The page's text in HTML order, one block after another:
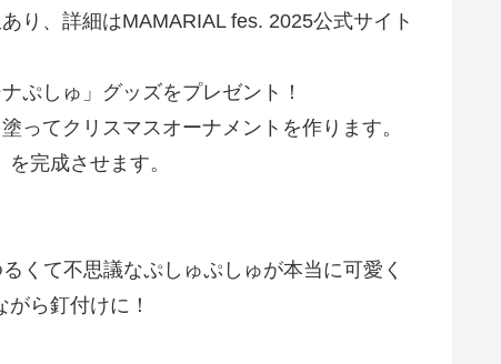
り、詳細はMAMARIAL fes. 2025公式サイト
ぷしゅ」グッズをプレゼント！
ってクリスマスオーナメントを作ります。
完成させます。
くて不思議なぷしゅぷしゅが本当に可愛く
ら釘付けに！